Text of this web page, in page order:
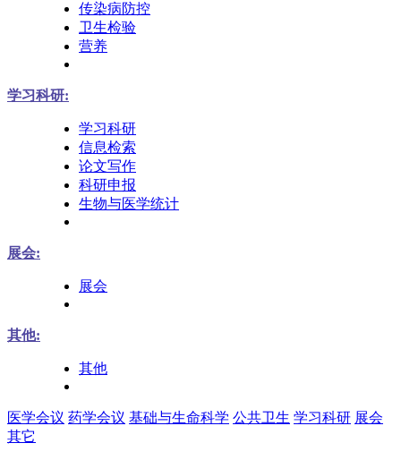
传染病防控
卫生检验
营养
学习科研:
学习科研
信息检索
论文写作
科研申报
生物与医学统计
展会:
展会
其他:
其他
医学会议 药学会议 基础与生命科学 公共卫生 学习科研 展会
其它